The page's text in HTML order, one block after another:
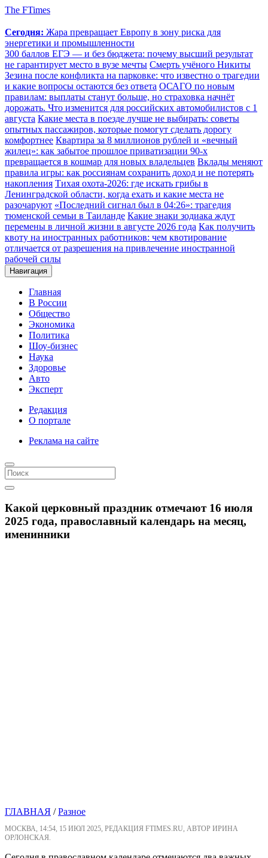
The FTimes
Сегодня: Жара превращает Европу в зону риска для
энергетики и промышленности
300 баллов ЕГЭ — и без бюджета: почему высший результат
не гарантирует место в вузе мечты Смерть учёного Никиты
Зезина после конфликта на парковке: что известно о трагедии
и какие вопросы остаются без ответа ОСАГО по новым
правилам: выплаты станут больше, но страховка начнёт
дорожать. Что изменится для российских автомобилистов с 1
августа Какие места в поезде лучше не выбирать: советы
опытных пассажиров, которые помогут сделать дорогу
комфортнее Квартира за 8 миллионов рублей и «вечный
жилец»: как забытое прошлое приватизации 90-х
превращается в кошмар для новых владельцев Вклады меняют
правила игры: как россиянам сохранить доход и не потерять
накопления Тихая охота-2026: где искать грибы в
Ленинградской области, когда ехать и какие места не
разочаруют «Последний сигнал был в 04:26»: трагедия
тюменской семьи в Таиланде Какие знаки зодиака ждут
перемены в личной жизни в августе 2026 года Как получить
квоту на иностранных работников: чем квотирование
отличается от разрешения на привлечение иностранной
рабочей силы
Навигация
Главная
В России
Общество
Экономика
Политика
Шоу-бизнес
Наука
Здоровье
Авто
Эксперт
Редакция
О портале
Реклама на сайте
Какой церковный праздник отмечают 16 июля
2025 года, православный календарь на месяц,
именинники
ГЛАВНАЯ /Разное
МОСКВА, 14:54, 15 ИЮЛ 2025, РЕДАКЦИЯ FTIMES.RU, АВТОР ИРИНА
ОРЛОНСКАЯ.